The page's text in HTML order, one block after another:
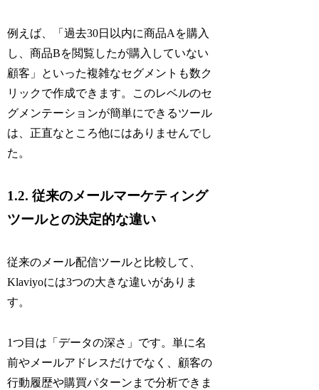
例えば、「過去30日以内に商品Aを購入
し、商品Bを閲覧したが購入していない
顧客」といった複雑なセグメントも数ク
リックで作成できます。このレベルのセ
グメンテーションが簡単にできるツール
は、正直なところ他にはありませんでし
た。
1.2. 従来のメールマーケティング
ツールとの決定的な違い
従来のメール配信ツールと比較して、
Klaviyoには3つの大きな違いがありま
す。
1つ目は「データの深さ」です。単に名
前やメールアドレスだけでなく、顧客の
行動履歴や購買パターンまで分析できま